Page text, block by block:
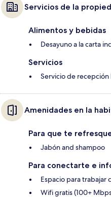
Servicios de la
Alimentos y bebidas
Desayuno a la carta
Servicios
Servicio de recepción
Amenidades en la
Para que te
Jabón and shampoo
Para conectarte e
Espacio para trabajar
Wifi gratis (100+